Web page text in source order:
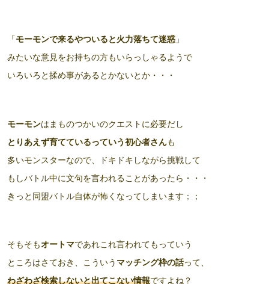
「モーモンで来るやついると火力落ちて迷惑 」
みたいな意見をお持ちの方もいらっしゃるようで
いろいろと揉め事があるとかないとか・・・
モーモンはまものつかいのクエストに必要だし
とりあえず育てているっていう初心者さんも
多いモンスターなので、ドキドキしながら挑戦して
もしバトル中に文句を言われることがあったら・・・
きっと同盟バトル自体が怖くなってしまいます；；
そもそもオートマであれこれ言われてもっていう
ところはさておき、こういう マッチング枠の話って、
わざわざ検索しないと出てこない情報ですよね？